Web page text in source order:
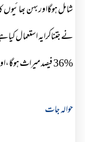
شامل ہوگااوربہن
نے جتناکرایہ استعمال
%36 فیصد میراث ہوگا،اورتقسیم سابقہ طریقہ سے ہوگی،باقی آپ کاذاتی ہوگا۔
حوالہ جات